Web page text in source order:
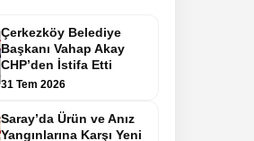
Çerkezköy Belediye
Başkanı Vahap Akay
CHP’den İstifa Etti
31 Tem 2026
Saray’da Ürün ve Anız
Yangınlarına Karşı Yeni